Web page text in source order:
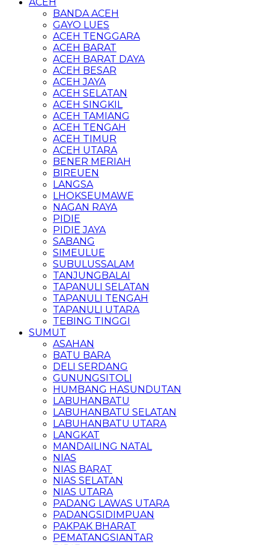
BANDA ACEH
GAYO LUES
ACEH TENGGARA
ACEH BARAT
ACEH BARAT DAYA
ACEH BESAR
ACEH JAYA
ACEH SELATAN
ACEH SINGKIL
ACEH TAMIANG
ACEH TENGAH
ACEH TIMUR
ACEH UTARA
BENER MERIAH
BIREUEN
LANGSA
LHOKSEUMAWE
NAGAN RAYA
PIDIE
PIDIE JAYA
SABANG
SIMEULUE
SUBULUSSALAM
TANJUNGBALAI
TAPANULI SELATAN
TAPANULI TENGAH
TAPANULI UTARA
TEBING TINGGI
SUMUT
ASAHAN
BATU BARA
DELI SERDANG
GUNUNGSITOLI
HUMBANG HASUNDUTAN
LABUHANBATU
LABUHANBATU SELATAN
LABUHANBATU UTARA
LANGKAT
MANDAILING NATAL
NIAS
NIAS BARAT
NIAS SELATAN
NIAS UTARA
PADANG LAWAS UTARA
PADANGSIDIMPUAN
PAKPAK BHARAT
PEMATANGSIANTAR